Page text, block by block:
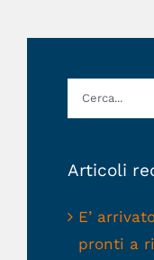
Cerca
per:
Articoli
E’
pronti a